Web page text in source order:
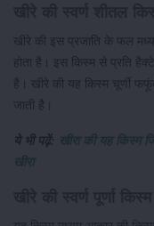
खीरे की इस प्रजाति के फल
होता है। इस किस्म से प्रति
है। खीरे की यह किस्म चूर्णी
जाती है।
ये भी पढ़ें: खीरा की यह किस्म
खीरा